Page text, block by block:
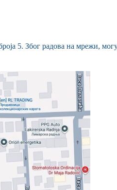
5. Због радова на мрежи,